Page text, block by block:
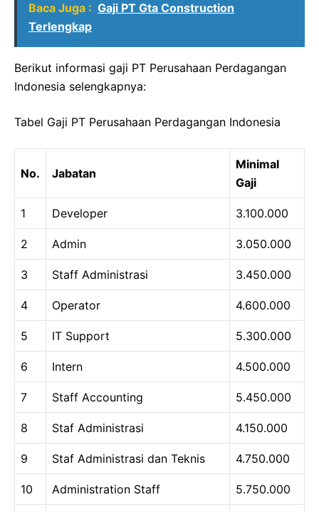
Baca Juga : Gaji PT Gta Construction
Terlengkap
Berikut informasi gaji PT Perusahaan Perdagangan
Indonesia selengkapnya:
Tabel Gaji PT Perusahaan Perdagangan Indonesia
No. Jabatan
Minimal
Gaji
1 Developer 3.100.000
2 Admin 3.050.000
3 Staff Administrasi 3.450.000
4 Operator 4.600.000
5 IT Support 5.300.000
6 Intern 4.500.000
7 Staff Accounting 5.450.000
8 Staf Administrasi 4.150.000
9 Staf Administrasi dan Teknis 4.750.000
10 Administration Staff 5.750.000